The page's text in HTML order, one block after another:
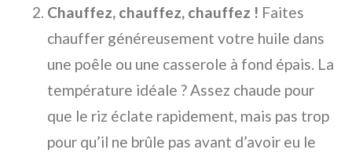
Chauffez, chauffez, chauffez ! Faites
chauffer généreusement votre huile dans
une poêle ou une casserole à fond épais. La
température idéale ? Assez chaude pour
que le riz éclate rapidement, mais pas trop
pour qu’il ne brûle pas avant d’avoir eu le